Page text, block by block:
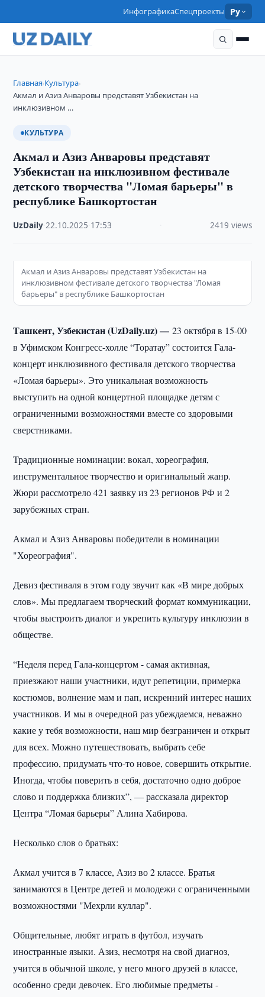
ИнфографикаСпецпроекты Ру
Главная›Культура›
Акмал и Азиз Анваровы представят Узбекистан на
инклюзивном …
КУЛЬТУРА
Акмал и Азиз Анваровы представят
Узбекистан на инклюзивном фестивале
детского творчества "Ломая барьеры" в
республике Башкортостан
UzDaily ·22.10.2025 17:53 2419 views
Акмал и Азиз Анваровы представят Узбекистан на
инклюзивном фестивале детского творчества "Ломая
барьеры" в республике Башкортостан
Ташкент, Узбекистан (UzDaily.uz) —23 октября в 15-00
в Уфимском Конгресс-холле “Торатау” состоится Гала-
концерт инклюзивного фестиваля детского творчества
«Ломая барьеры». Это уникальная возможность
выступить на одной концертной площадке детям с
ограниченными возможностями вместе со здоровыми
сверстниками.
Традиционные номинации: вокал, хореография,
инструментальное творчество и оригинальный жанр.
Жюри рассмотрело 421 заявку из 23 регионов РФ и 2
зарубежных стран.
Акмал и Азиз Анваровы победители в номинации
"Хореография".
Девиз фестиваля в этом году звучит как «В мире добрых
слов». Мы предлагаем творческий формат коммуникации,
чтобы выстроить диалог и укрепить культуру инклюзии в
обществе.
“Неделя перед Гала-концертом - самая активная,
приезжают наши участники, идут репетиции, примерка
костюмов, волнение мам и пап, искренний интерес наших
участников. И мы в очередной раз убеждаемся, неважно
какие у тебя возможности, наш мир безграничен и открыт
для всех. Можно путешествовать, выбрать себе
профессию, придумать что-то новое, совершить открытие.
Иногда, чтобы поверить в себя, достаточно одно доброе
слово и поддержка близких”, — рассказала директор
Центра “Ломая барьеры” Алина Хабирова.
Несколько слов о братьях:
Акмал учится в 7 классе, Азиз во 2 классе. Братья
занимаются в Центре детей и молодежи с ограниченными
возможностями "Мехрли куллар".
Общительные, любят играть в футбол, изучать
иностранные языки. Азиз, несмотря на свой диагноз,
учится в обычной школе, у него много друзей в классе,
особенно среди девочек. Его любимые предметы -